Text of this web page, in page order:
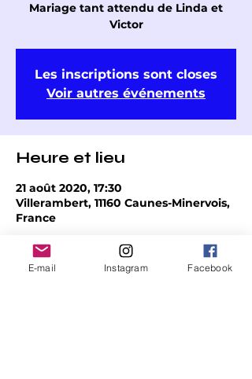
Mariage tant attendu de Linda et
Victor
Les inscriptions sont closes
Voir autres événements
Heure et lieu
21 août 2020, 17:30
Villerambert, 11160 Caunes-Minervois,
France
E-mail Instagram Facebook